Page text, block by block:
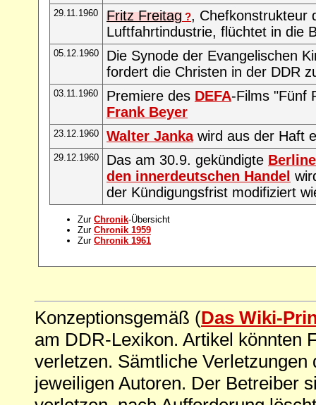
29.11.1960 Fritz Freitag ?, Chefkonstrukteur
Luftfahrtindustrie, flüchtet in die
05.12.1960
Die Synode der Evangelischen
fordert die Christen in der DDR
03.11.1960 Premiere des DEFA-Films "Fünf
Frank Beyer
23.12.1960 Walter Jankawird aus der Haft
29.12.1960 Das am 30.9. gekündigte
den innerdeutschen Handel
der Kündigungsfrist modifiziert
Zur Chronik-Übersicht
Zur Chronik 1959
Zur Chronik 1961
Konzeptionsgemäß (Das Wiki-
am DDR-Lexikon. Artikel könnten
verletzen. Sämtliche
jeweiligen Autoren. Der Betreiber